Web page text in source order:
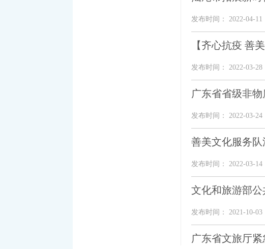
发布时间： 2022-04-11
【齐心抗疫 善
发布时间： 2022-03-28
广东省省级非
发布时间： 2022-03-24
善美文化服务
发布时间： 2022-03-14
文化和旅游部
发布时间： 2021-10-03
广东省文旅厅